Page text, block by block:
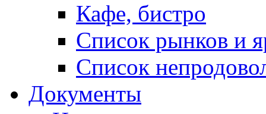
Кафе, бистро
Cписок рынков и
Список
Документы